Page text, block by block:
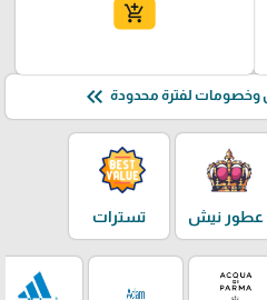
add_shopping_cart
لفترة محدودة keyboard_double_arrow_left
عطور نيش تسترات